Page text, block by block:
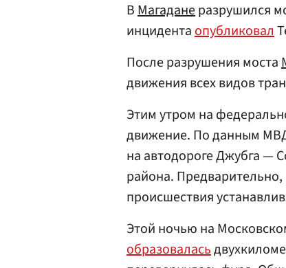
ВМагаданеразрушился
инцидентаопубликовал
После разрушения моста
движения всех видов
Этим утром на
движение. По данным
на автодороге Джубга —
района.
происшествия
Этой ночью на
образовалась